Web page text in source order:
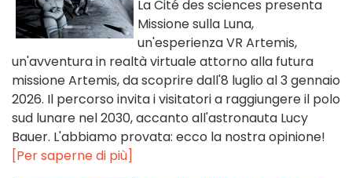
La Cité des sciences presenta
Missione sulla Luna,
un'esperienza VR Artemis,
un'avventura in realtà virtuale attorno alla futura
missione Artemis, da scoprire dall'8 luglio al 3 gennaio
2026. Il percorso invita i visitatori a raggiungere il polo
sud lunare nel 2030, accanto all'astronauta Lucy
Bauer. L'abbiamo provata: ecco la nostra opinione!
[Per saperne di più]